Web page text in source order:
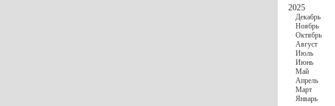
2025
Декабрь
Ноябрь
Октябрь
Август
Июль
Июнь
Май
Апрель
Март
Январь